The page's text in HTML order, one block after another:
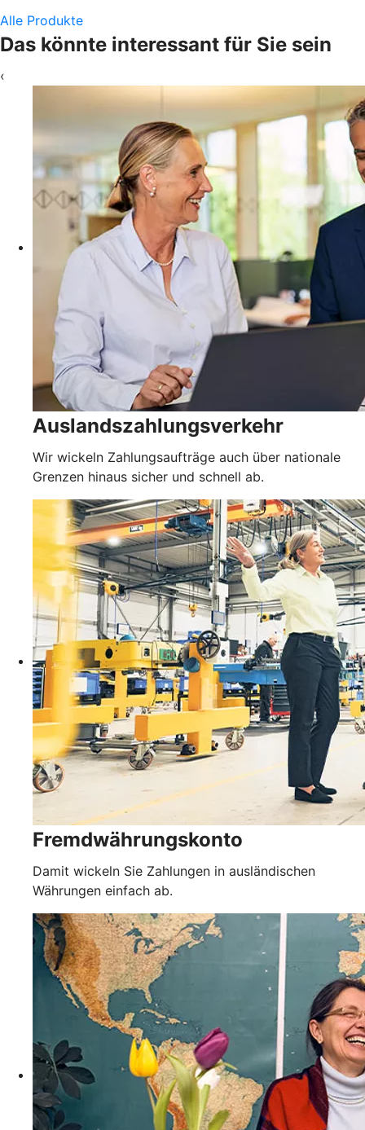
Alle Produkte
Das könnte interessant für Sie sein
‹
Auslandszahlungsverkehr
Wir wickeln Zahlungsaufträge auch über nationale
Grenzen hinaus sicher und schnell ab.
Fremdwährungskonto
Damit wickeln Sie Zahlungen in ausländischen
Währungen einfach ab.